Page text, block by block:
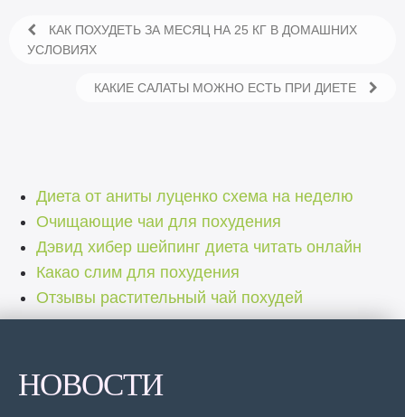
КАК ПОХУДЕТЬ ЗА МЕСЯЦ НА 25 КГ В ДОМАШНИХ
УСЛОВИЯХ
КАКИЕ САЛАТЫ МОЖНО ЕСТЬ ПРИ ДИЕТЕ
Диета от аниты луценко схема на неделю
Очищающие чаи для похудения
Дэвид хибер шейпинг диета читать онлайн
Какао слим для похудения
Отзывы растительный чай похудей
НОВОСТИ